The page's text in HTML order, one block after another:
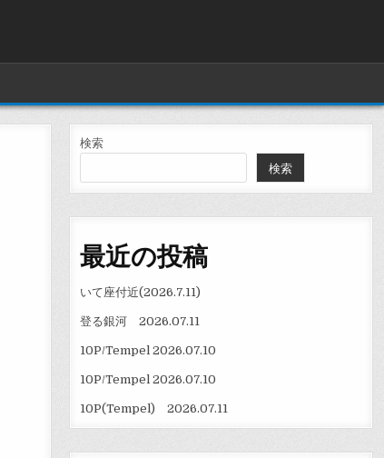
検索
検索
最近の投稿
いて座付近(2026.7.11)
登る銀河 2026.07.11
10P/Tempel 2026.07.10
10P/Tempel 2026.07.10
10P(Tempel) 2026.07.11